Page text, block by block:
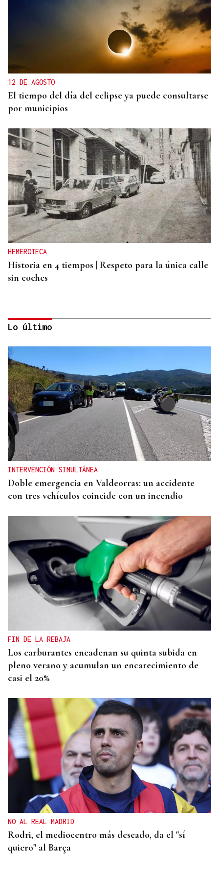
12 DE AGOSTO
El tiempo del día del eclipse ya puede consultarse
por municipios
HEMEROTECA
Historia en 4 tiempos | Respeto para la única calle
sin coches
PODCAST Y VÍDEO
El primer café | Jueves, 6 de agosto
Lo último
INTERVENCIÓN SIMULTÁNEA
Doble emergencia en Valdeorras: un accidente
con tres vehículos coincide con un incendio
FIN DE LA REBAJA
Los carburantes encadenan su quinta subida en
pleno verano y acumulan un encarecimiento de
casi el 20%
NO AL REAL MADRID
Rodri, el mediocentro más deseado, da el "sí
quiero" al Barça